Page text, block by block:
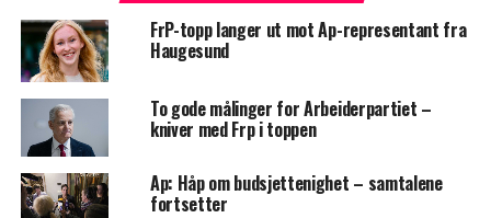
FrP-topp langer ut mot Ap-representant fra
Haugesund
To gode målinger for Arbeiderpartiet –
kniver med Frp i toppen
Ap: Håp om budsjettenighet – samtalene
fortsetter